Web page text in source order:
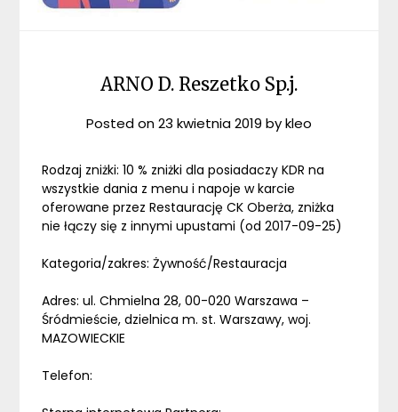
ARNO D. Reszetko Sp.j.
Posted on23 kwietnia 2019 bykleo
Rodzaj zniżki: 10 % zniżki dla posiadaczy KDR na
wszystkie dania z menu i napoje w karcie
oferowane przez Restaurację CK Oberża, zniżka
nie łączy się z innymi upustami (od 2017-09-25)
Kategoria/zakres: Żywność/Restauracja
Adres: ul. Chmielna 28, 00-020 Warszawa –
Śródmieście, dzielnica m. st. Warszawy, woj.
MAZOWIECKIE
Telefon: